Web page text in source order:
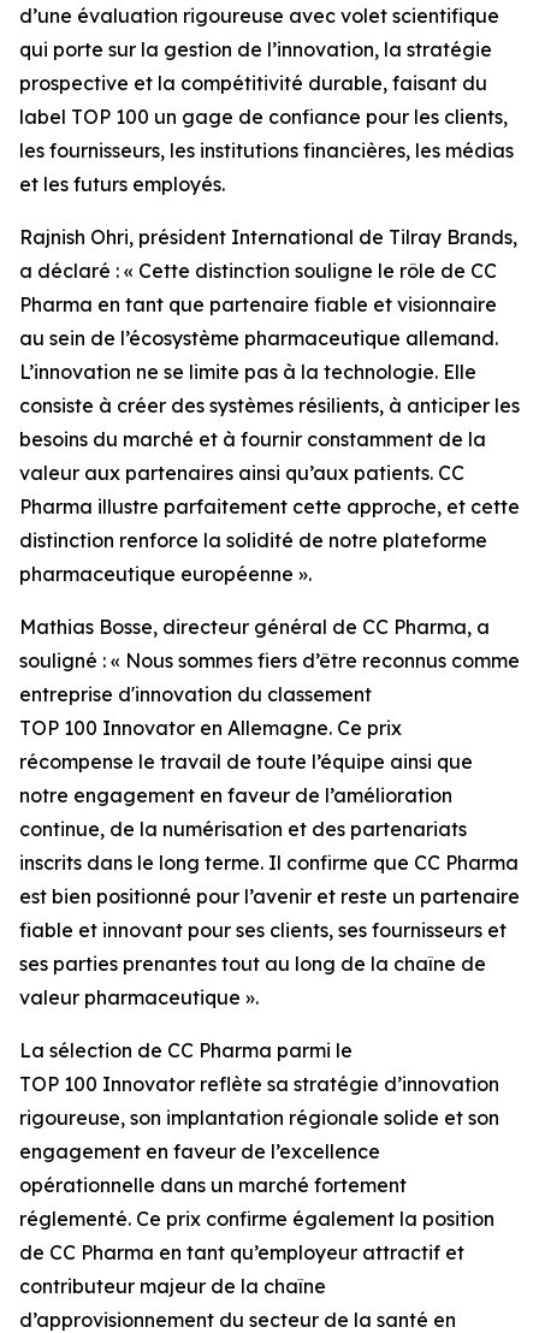
d’une évaluation rigoureuse avec volet scientifique
qui porte sur la gestion de l’innovation, la stratégie
prospective et la compétitivité durable, faisant du
label TOP 100 un gage de confiance pour les clients,
les fournisseurs, les institutions financières, les médias
et les futurs employés.
Rajnish Ohri, président International de Tilray Brands,
a déclaré : « Cette distinction souligne le rôle de CC
Pharma en tant que partenaire fiable et visionnaire
au sein de l’écosystème pharmaceutique allemand.
L’innovation ne se limite pas à la technologie. Elle
consiste à créer des systèmes résilients, à anticiper les
besoins du marché et à fournir constamment de la
valeur aux partenaires ainsi qu’aux patients. CC
Pharma illustre parfaitement cette approche, et cette
distinction renforce la solidité de notre plateforme
pharmaceutique européenne ».
Mathias Bosse, directeur général de CC Pharma, a
souligné : « Nous sommes fiers d’être reconnus comme
entreprise d'innovation du classement
TOP 100 Innovator en Allemagne. Ce prix
récompense le travail de toute l’équipe ainsi que
notre engagement en faveur de l’amélioration
continue, de la numérisation et des partenariats
inscrits dans le long terme. Il confirme que CC Pharma
est bien positionné pour l’avenir et reste un partenaire
fiable et innovant pour ses clients, ses fournisseurs et
ses parties prenantes tout au long de la chaîne de
valeur pharmaceutique ».
La sélection de CC Pharma parmi le
TOP 100 Innovator reflète sa stratégie d’innovation
rigoureuse, son implantation régionale solide et son
engagement en faveur de l’excellence
opérationnelle dans un marché fortement
réglementé. Ce prix confirme également la position
de CC Pharma en tant qu’employeur attractif et
contributeur majeur de la chaîne
d’approvisionnement du secteur de la santé en